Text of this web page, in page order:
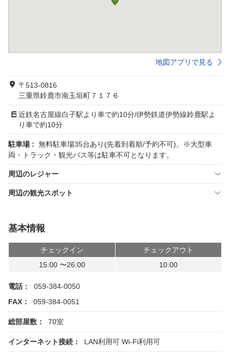
地図アプリで見る
〒513-0816
三重県鈴鹿市南玉垣町７１７６
近鉄名古屋線白子駅より車で約10分/伊勢鉄道伊勢線鈴鹿駅よ
り車で約10分
駐車場 : 無料駐車場35台あり(先着到着順/予約不可)。※大型車
両・トラック・観光バス等は駐車不可となります。
周辺のレジャー
周辺の観光スポット
基本情報
チェックイン
チェックアウト
15:00 〜26:00
10:00
電話：
059-384-0050
FAX：
059-384-0051
総部屋数： 70室
インターネット接続： LAN利用可 Wi-Fi利用可